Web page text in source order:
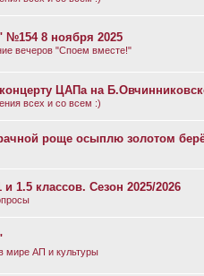
№154 8 ноября 2025
вечеров "Споем вместе!"
ЦАПа на
всех и со всем :)
роще осыплю золотом
1.5 классов. Сезон 2025/2026
мире АП и культуры